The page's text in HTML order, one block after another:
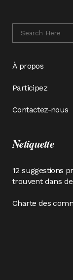
À propos
Participez
Contactez-nous
Netiquette
12 suggestions
trouvent dans
Charte des